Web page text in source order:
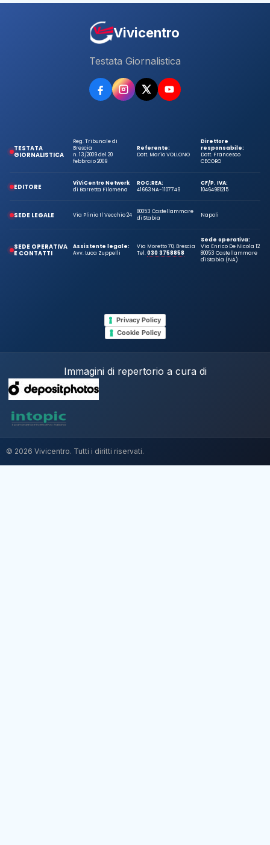
Vivicentro
Testata Giornalistica
TESTATA
GIORNALISTICA
Reg. Tribunale di
Brescia
n. 13/2009 del 20
febbraio 2009
Referente:
Dott. Mario VOLLONO
Direttore
responsabile:
Dott. Francesco
CECORO
EDITORE
ViViCentro Network
di Barretta Filomena
ROC:
41663
REA:
NA-1107749
CF/P. IVA:
10464981215
SEDE LEGALE Via Plinio Il Vecchio 24
80053 Castellammare
di Stabia
Napoli
SEDE OPERATIVA
E CONTATTI
Assistente legale:
Avv. Luca Zuppelli
Via Moretto 70, Brescia
Tel.030 3758858
Sede operativa:
Via Enrico De Nicola 12
80053 Castellammare
di Stabia (NA)
Privacy Policy
Cookie Policy
Immagini di repertorio a cura di
© 2026 Vivicentro. Tutti i diritti riservati.